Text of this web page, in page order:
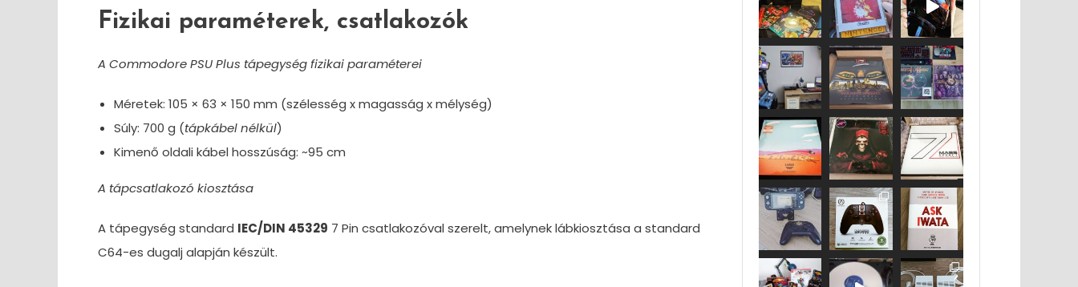
Fizikai paraméterek, csatlakozók
A Commodore PSU Plus tápegység fizikai paraméterei
Méretek: 105 × 63 × 150 mm (szélesség x magasság x mélység)
Súly: 700 g (tápkábel nélkül)
Kimenő oldali kábel hosszúság: ~95 cm
A tápcsatlakozó kiosztása
A tápegység standard IEC/DIN 45329 7 Pin csatlakozóval szerelt, amelynek lábkiosztása a standard
C64-es dugalj alapján készült.